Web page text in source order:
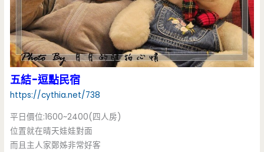
五結-逗點民宿
https://cythia.net/738
平日價位:1600~2400(四人房)
位置就在晴天娃娃對面
而且主人家鄭姊非常好客